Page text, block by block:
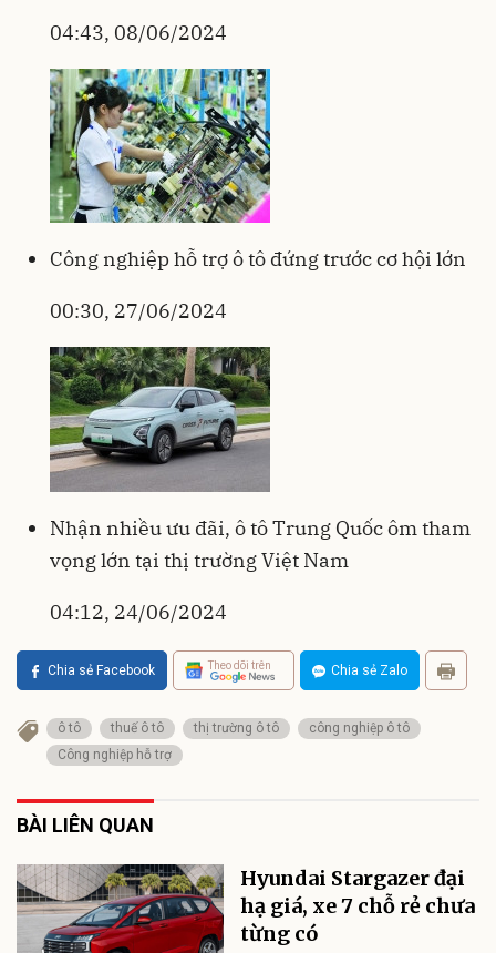
04:43, 08/06/2024
Công nghiệp hỗ trợ ô tô đứng trước cơ hội lớn
00:30, 27/06/2024
Nhận nhiều ưu đãi, ô tô Trung Quốc ôm tham
vọng lớn tại thị trường Việt Nam
04:12, 24/06/2024
Chia sẻ Facebook Theo dõi trên Chia sẻ Zalo
ô tô thuế ô tô thị trường ô tô
công nghiệp ô tô
Công nghiệp hỗ trợ
BÀI LIÊN QUAN
Hyundai Stargazer đại
hạ giá, xe 7 chỗ rẻ chưa
từng có